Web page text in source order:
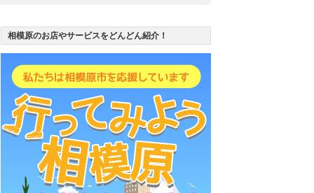
相模原のお店やサービスをどんどん紹介！